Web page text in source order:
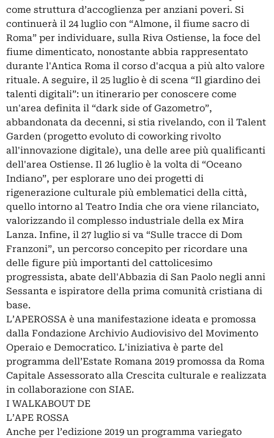
come struttura d’accoglienza per anziani poveri. Si
continuerà il 24 luglio con “Almone, il fiume sacro di
Roma” per individuare, sulla Riva Ostiense, la foce del
fiume dimenticato, nonostante abbia rappresentato
durante l'Antica Roma il corso d'acqua a più alto valore
rituale. A seguire, il 25 luglio è di scena “Il giardino dei
talenti digitali”: un itinerario per conoscere come
un'area definita il “dark side of Gazometro”,
abbandonata da decenni, si stia rivelando, con il Talent
Garden (progetto evoluto di coworking rivolto
all'innovazione digitale), una delle aree più qualificanti
dell'area Ostiense. Il 26 luglio è la volta di “Oceano
Indiano”, per esplorare uno dei progetti di
rigenerazione culturale più emblematici della città,
quello intorno al Teatro India che ora viene rilanciato,
valorizzando il complesso industriale della ex Mira
Lanza. Infine, il 27 luglio si va “Sulle tracce di Dom
Franzoni”, un percorso concepito per ricordare una
delle figure più importanti del cattolicesimo
progressista, abate dell'Abbazia di San Paolo negli anni
Sessanta e ispiratore della prima comunità cristiana di
base.
L’APEROSSA è una manifestazione ideata e promossa
dalla Fondazione Archivio Audiovisivo del Movimento
Operaio e Democratico. L'iniziativa è parte del
programma dell’Estate Romana 2019 promossa da Roma
Capitale Assessorato alla Crescita culturale e realizzata
in collaborazione con SIAE.
I WALKABOUT DE
L’APE ROSSA
Anche per l’edizione 2019 un programma variegato